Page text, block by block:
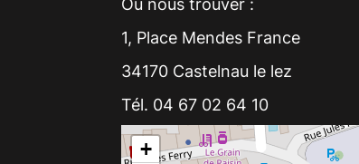
Où nous trouver :
1, Place Mendes France
34170 Castelnau le lez
Tél. 04 67 02 64 10
+